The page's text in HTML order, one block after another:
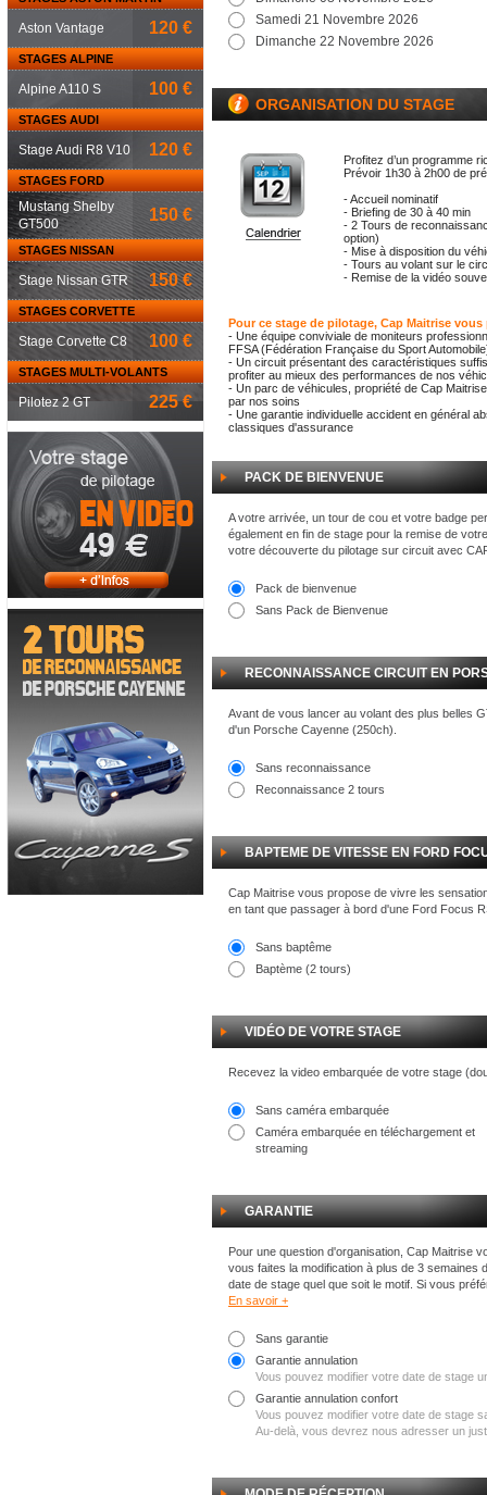
Aston Vantage 120 €
STAGES ALPINE
Alpine A110 S 100 €
STAGES AUDI
Stage Audi R8 V10 120 €
STAGES FORD
Mustang Shelby
GT500
150 €
STAGES NISSAN
Stage Nissan GTR 150 €
STAGES CORVETTE
Stage Corvette C8 100 €
STAGES MULTI-VOLANTS
Pilotez 2 GT 225 €
Samedi 21 Novembre 2026
Dimanche 22 Novembre 2026
ORGANISATION DU STAGE
Profitez d’un programme
Prévoir 1h30 à 2h00 de
- Accueil nominatif
- Briefing de 30 à 40 min
- 2 Tours de
option)
- Mise à disposition du
- Tours au volant sur le
- Remise de la vidéo
Pour ce stage de pilotage, Cap Maitrise
- Une équipe conviviale de moniteurs
FFSA (Fédération Française du Sport
- Un circuit présentant des caractéristiques
profiter au mieux des performances de nos
- Un parc de véhicules, propriété de Cap
par nos soins
- Une garantie individuelle accident en général
classiques d'assurance
PACK DE BIENVENUE
A votre arrivée, un tour de cou et votre badge
également en fin de stage pour la remise de
votre découverte du pilotage sur circuit avec
Pack de bienvenue
Sans Pack de Bienvenue
RECONNAISSANCE CIRCUIT EN
Avant de vous lancer au volant des plus belles
d'un Porsche Cayenne (250ch).
Sans reconnaissance
Reconnaissance 2 tours
BAPTEME DE VITESSE EN FORD
Cap Maitrise vous propose de vivre les
en tant que passager à bord d'une Ford Focus
Sans baptême
Baptème (2 tours)
VIDÉO DE VOTRE STAGE
Recevez la video embarquée de votre stage
Sans caméra embarquée
Caméra embarquée en téléchargement et
streaming
GARANTIE
Pour une question d'organisation, Cap Maitrise
vous faites la modification à plus de 3 semaines
date de stage quel que soit le motif. Si vous
En savoir +
Sans garantie
Garantie annulation
Vous pouvez modifier votre date de stage
Garantie annulation confort
Vous pouvez modifier votre date de stage
Au-delà, vous devrez nous adresser un